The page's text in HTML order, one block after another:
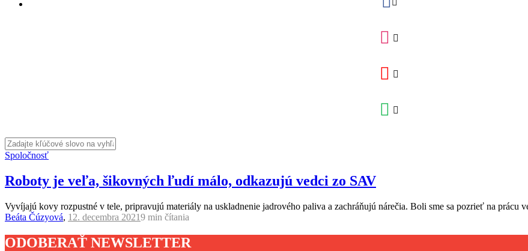
Spoločnosť
Roboty je veľa, šikovných ľudí málo, odkazujú vedci zo SAV
Vyvíjajú kovy rozpustné v tele, pripravujú materiály na uskladnenie jadrového paliva a zachráňujú nárečia. Boli sme sa pozrieť na prácu
Beáta Čúzyová, 12. decembra 20219 min čítania
ODOBERAŤ NEWSLETTER